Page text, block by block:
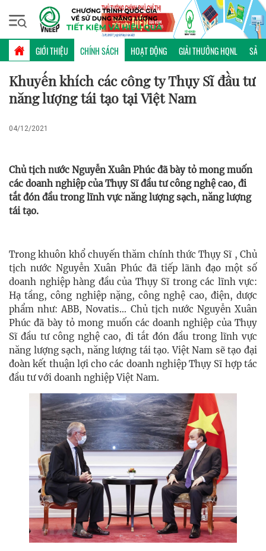
GIỚI THIỆU CHÍNH SÁCH HOẠT ĐỘNG GIẢI THƯỞNG HQNL SẢN
Chủ nhật, 09/08/2026 | 18:33 GMT+7
CHÍNH SÁCH
Khuyến khích các công ty Thụy Sĩ đầu tư
năng lượng tái tạo tại Việt Nam
04/12/2021
Chủ tịch nước Nguyễn Xuân Phúc đã bày tỏ mong muốn
các doanh nghiệp của Thụy Sĩ đầu tư công nghệ cao, đi
tắt đón đầu trong lĩnh vực năng lượng sạch, năng lượng
tái tạo.
Trong khuôn khổ chuyến thăm chính thức Thụy Sĩ , Chủ
tịch nước Nguyễn Xuân Phúc đã tiếp lãnh đạo một số
doanh nghiệp hàng đầu của Thụy Sĩ trong các lĩnh vực:
Hạ tầng, công nghiệp nặng, công nghệ cao, điện, dược
phẩm như: ABB, Novatis… Chủ tịch nước Nguyễn Xuân
Phúc đã bày tỏ mong muốn các doanh nghiệp của Thụy
Sĩ đầu tư công nghệ cao, đi tắt đón đầu trong lĩnh vực
năng lượng sạch, năng lượng tái tạo. Việt Nam sẽ tạo đại
đoàn kết thuận lợi cho các doanh nghiệp Thụy Sĩ hợp tác
đầu tư với doanh nghiệp Việt Nam.